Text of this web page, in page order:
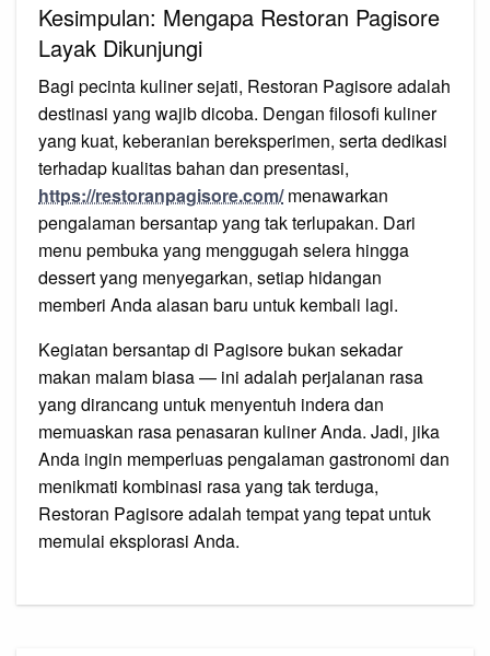
Kesimpulan: Mengapa Restoran Pagisore
Layak Dikunjungi
Bagi pecinta kuliner sejati, Restoran Pagisore adalah
destinasi yang wajib dicoba. Dengan filosofi kuliner
yang kuat, keberanian bereksperimen, serta dedikasi
terhadap kualitas bahan dan presentasi,
https://restoranpagisore.com/menawarkan
pengalaman bersantap yang tak terlupakan. Dari
menu pembuka yang menggugah selera hingga
dessert yang menyegarkan, setiap hidangan
memberi Anda alasan baru untuk kembali lagi.
Kegiatan bersantap di Pagisore bukan sekadar
makan malam biasa — ini adalah perjalanan rasa
yang dirancang untuk menyentuh indera dan
memuaskan rasa penasaran kuliner Anda. Jadi, jika
Anda ingin memperluas pengalaman gastronomi dan
menikmati kombinasi rasa yang tak terduga,
Restoran Pagisore adalah tempat yang tepat untuk
memulai eksplorasi Anda.